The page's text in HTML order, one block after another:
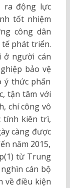
ra động lực
tốt nhiệm
công dân
phát triển.
ở người cán
bảo vệ
ý thức phấn
tận tâm với
chí công vô
tính kiên trì,
càng được
năm 2015,
từ Trung
cán bộ
về điều kiện